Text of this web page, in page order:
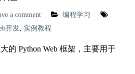
a comment
编程学习
开发, 实例教程
的 Python Web 框架，主要用于